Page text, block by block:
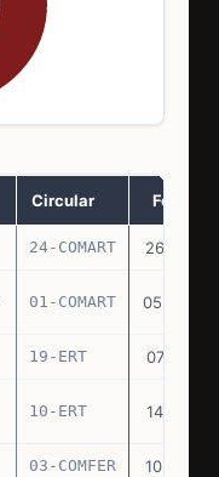
Circular Fecha
24-COMART 26.11.69
01-COMART 05.02.70
19-ERT 07.10.70
10-ERT 14.07.71
03-COMFER 10.01.73